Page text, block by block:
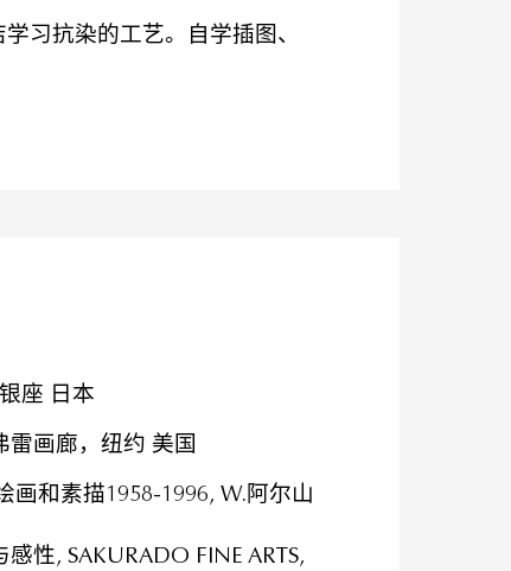
习抗染的工艺。自学插图、
座 日本
雷画廊，纽约 美国
和素描1958-1996, W.阿尔山
性, SAKURADO FINE ARTS,